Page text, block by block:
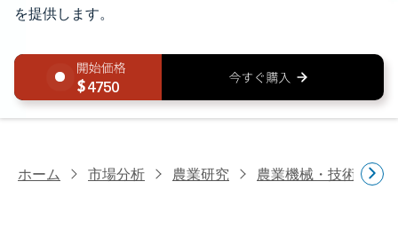
を提供します。
4750
ホーム 市場分析 農業研究 農業機械・技術研究